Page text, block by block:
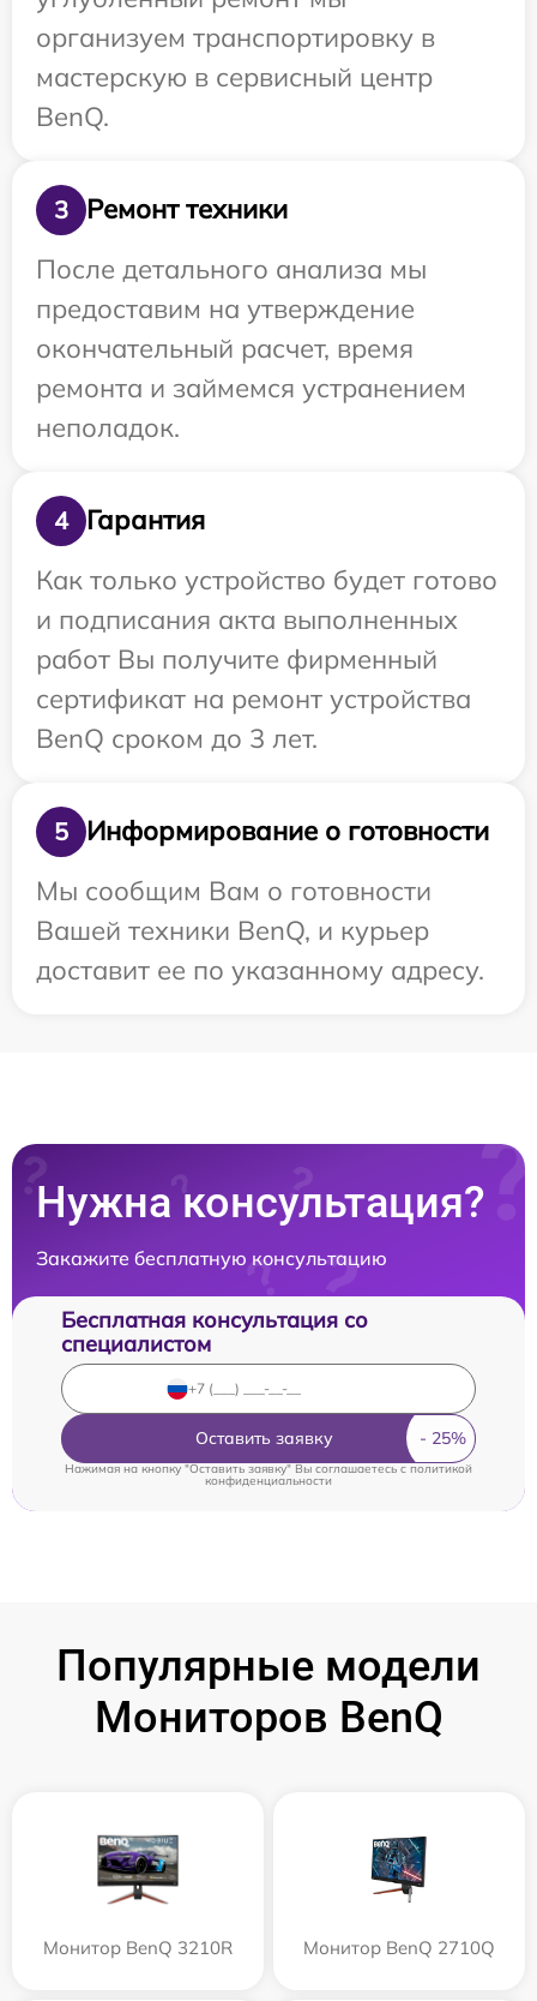
организуем транспортировку в
мастерскую в сервисный центр
BenQ.
3
Ремонт техники
После детального анализа мы
предоставим на утверждение
окончательный расчет, время
ремонта и займемся устранением
неполадок.
4
Гарантия
Как только устройство будет готово
и подписания акта выполненных
работ Вы получите фирменный
сертификат на ремонт устройства
BenQ сроком до 3 лет.
5
Информирование о готовности
Мы сообщим Вам о готовности
Вашей техники BenQ, и курьер
доставит ее по указанному адресу.
Нужна консультация?
Закажите бесплатную консультацию
Бесплатная консультация со
специалистом
Оставить заявку
Нажимая на кнопку "Оставить заявку" Вы соглашаетесь cполитикой
конфиденциальности
Популярные модели
Мониторов BenQ
Монитор BenQ 3210R Монитор BenQ 2710Q